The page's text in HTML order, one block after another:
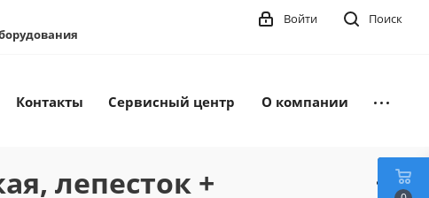
Поиск
Войти
Контакты Сервисный центр О компании
лепесток +